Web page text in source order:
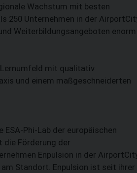
Wachstum mit besten
250 Unternehmen in der
Weiterbildungsangeboten enorm
Lernumfeld mit qualitativ
und einem maßgeschneiderten
Phi-Lab der europäischen
die Förderung der
Enpulsion in der
Standort. Enpulsion ist seit ihrer